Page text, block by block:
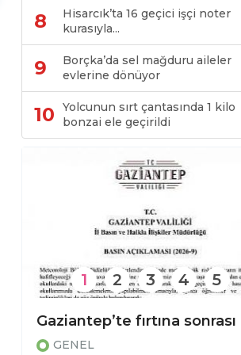
8
Hisarcık’ta 16 geçici işçi noter
kurasıyla...
9
Borçka’da sel mağduru aileler
evlerine dönüyor
10
Yolcunun sırt çantasında 1 kilo
bonzai ele geçirildi
GENEL
1 2 3 4 5